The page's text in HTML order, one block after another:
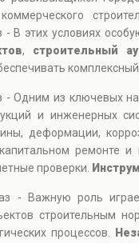
- В этих условиях
, строительный
- Одним из ключевых
и инженерных
деформации,
ремонте
проверки.
- Важную роль
строительным
процессов.